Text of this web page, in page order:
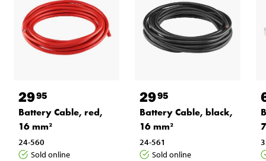
2995
Battery Cable, red,
16 mm²
24-560
Sold online
2995
Battery Cable, black,
16 mm²
24-561
Sold online